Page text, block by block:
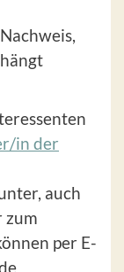
in der
auch
zum
per E-